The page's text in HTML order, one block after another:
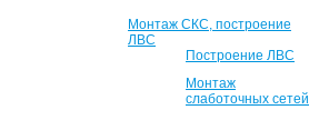
Монтаж СКС, построение
ЛВС
Построение ЛВС
Монтаж
слаботочных сетей